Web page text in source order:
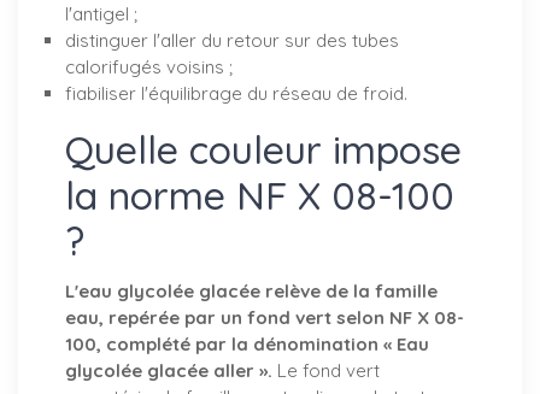
l'antigel ;
distinguer l'aller du retour sur des tubes
calorifugés voisins ;
fiabiliser l'équilibrage du réseau de froid.
Quelle couleur impose
la norme NF X 08-100
?
L'eau glycolée glacée relève de la famille
eau, repérée par un fond vert selon NF X 08-
100, complété par la dénomination « Eau
glycolée glacée aller ». Le fond vert